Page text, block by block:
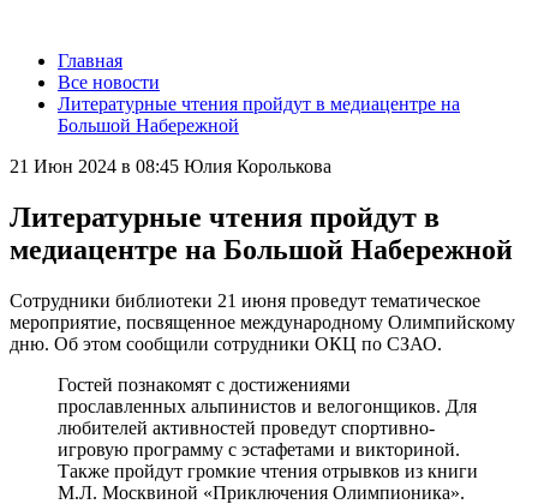
Главная
Все новости
Литературные чтения пройдут в медиацентре на
Большой Набережной
21 Июн 2024 в 08:45 Юлия Королькова
Литературные чтения пройдут в
медиацентре на Большой Набережной
Сотрудники библиотеки 21 июня проведут тематическое
мероприятие, посвященное международному Олимпийскому
дню. Об этом сообщили сотрудники ОКЦ по СЗАО.
Гостей познакомят с достижениями
прославленных альпинистов и велогонщиков. Для
любителей активностей проведут спортивно-
игровую программу с эстафетами и викториной.
Также пройдут громкие чтения отрывков из книги
М.Л. Москвиной «Приключения Олимпионика».